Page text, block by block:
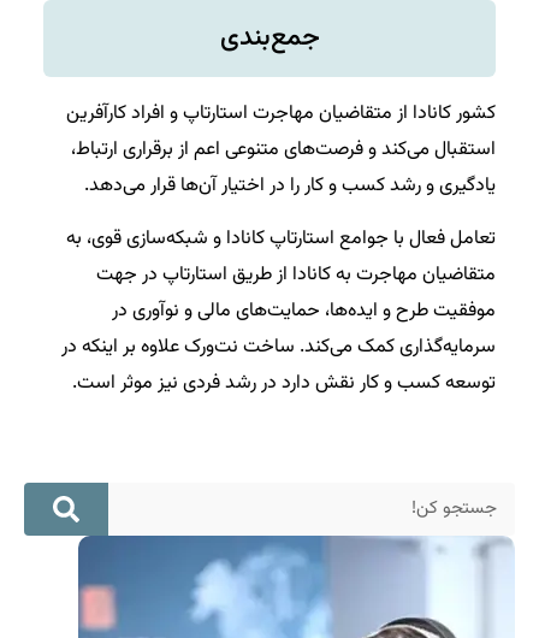
جمع‌بندی
کشور کانادا از متقاضیان مهاجرت استارتاپ و افراد کارآفرین
استقبال می‌کند و فرصت‌های متنوعی اعم از برقراری ارتباط،
یادگیری و رشد کسب و کار را در اختیار آن‌ها قرار می‌دهد.
تعامل فعال با جوامع استارتاپ کانادا و شبکه‌سازی قوی، به
متقاضیان مهاجرت به کانادا از طریق استارتاپ در جهت
موفقیت طرح و ایده‌ها، حمایت‌های مالی و نوآوری در
سرمایه‌گذاری کمک می‌کند. ساخت نت‌ورک علاوه بر اینکه در
توسعه کسب و کار نقش دارد در رشد فردی نیز موثر است.